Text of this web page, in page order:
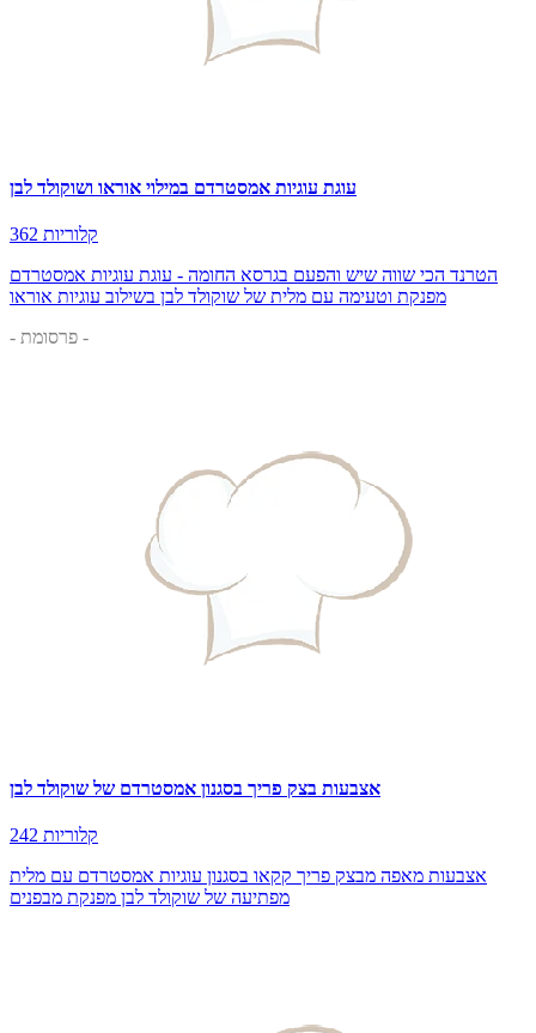
עוגת עוגיות אמסטרדם במילוי אוראו ושוקולד לבן
362 קלוריות
הטרנד הכי שווה שיש והפעם בגרסא החומה - עוגת עוגיות אמסטרדם
מפנקת וטעימה עם מלית של שוקולד לבן בשילוב עוגיות אוראו
- פרסומת -
אצבעות בצק פריך בסגנון אמסטרדם של שוקולד לבן
242 קלוריות
אצבעות מאפה מבצק פריך קקאו בסגנון עוגיות אמסטרדם עם מלית
מפתיעה של שוקולד לבן מפנקת מבפנים